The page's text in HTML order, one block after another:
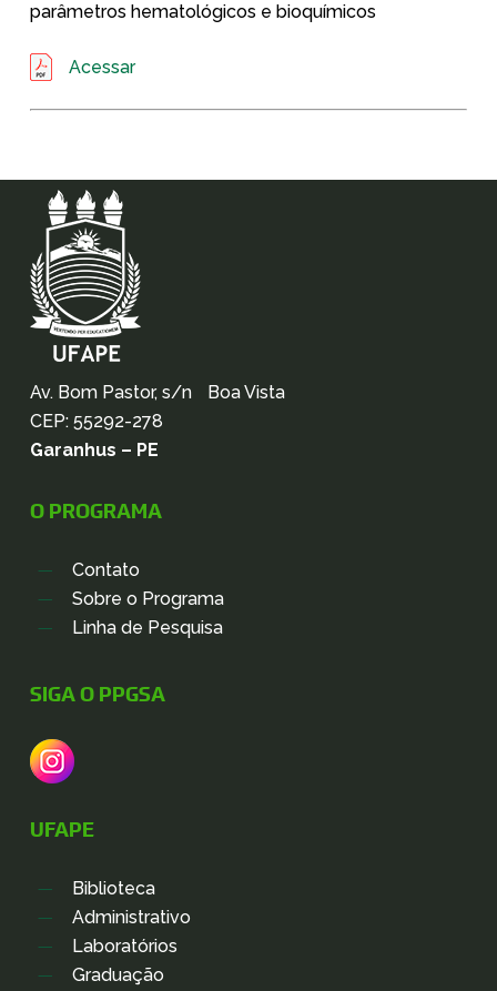
parâmetros hematológicos e bioquímicos
Acessar
Av. Bom Pastor, s/n Boa Vista
CEP: 55292-278
Garanhus – PE
O PROGRAMA
Contato
Sobre o Programa
Linha de Pesquisa
SIGA O PPGSA
UFAPE
Biblioteca
Administrativo
Laboratórios
Graduação